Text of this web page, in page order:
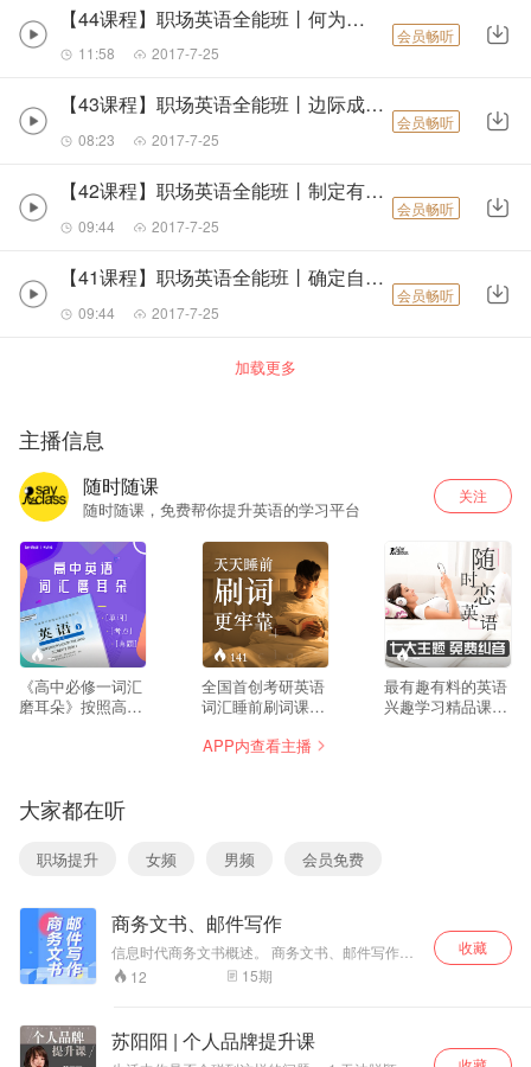
南开大学商学院博士，全国知名顶尖商务英语专家
商务英语研究所副所长，全国知名顶尖商务英语专家，国际商务谈判学科
商务部、外专局特聘导师，为多家知名涉外企业 进行了商务英语的培训广
你将获得：
1.、最有效、最完美的英文简历打造套路，完美包装履历背景，精心打造
2、汇集世界500强面试题目，总结沟通技巧和妙计锦囊，助你顺利拿到心
4、传授组织商务会议的流程、方法和表达，彰显高超的组织能力和优秀的
5、讲授商务谈判准确表达，扫清障碍成为国际商务精英，公司倚重的中坚
【44课程】职场英语全能班丨何为复原力
11:58 2017-7-25
会员畅听
【43课程】职场英语全能班丨边际成本错误
08:23 2017-7-25
会员畅听
【42课程】职场英语全能班丨制定有效目标
09:44 2017-7-25
会员畅听
【41课程】职场英语全能班丨确定自己的价值观
09:44 2017-7-25
会员畅听
加载更多
主播信息
随时随课
随时随课，免费帮你提升英语的学习平台
关注
--
《高中必修一词汇
磨耳朵》按照高中
材例句和真题例句
诠释词汇考点要
点，真正做到活学
活用。有效帮助高
中英语词汇记忆方
法、考察重点，让
高中同学记得住、
背的牢、考的好！
141
全国首创考研英语
词汇睡前刷词课
200+期，每天7分
解，考研词汇复习
睡前听7分钟记忆
课 回复关键词
1806 即可获取
--
最有趣有料的英语
兴趣学习精品课，
白，说的地道，用
的顺畅！随时恋英
语：Love English
APP内查看主播
大家都在听
职场提升 女频 男频 会员免费
商务文书、邮件写作
信息时代商务文书概述。 商务文书、邮件写作的
原则与技巧。 常用商务文书的撰写。 商务文书、
邮件的写作格式。
12 15期
收藏
苏阳阳 | 个人品牌提升课